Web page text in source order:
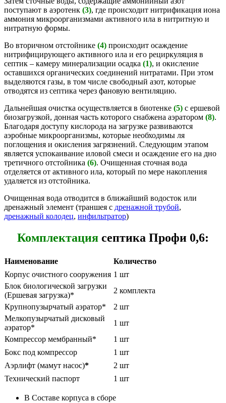
поступают в аэротенк (3), где происходит нитрификация иона
аммония микроорганизмами активного ила в нитритную и
нитратную формы.
Во вторичном отстойнике (4) происходит осаждение
нитрифицирующего активного ила и его рециркуляция в
септик – камеру минерализации осадка (1), и окисление
оставшихся органических соединений нитратами. При этом
выделяются газы, в том числе свободный азот, которые
отводятся из септика через фановую вентиляцию.
Дальнейшая очистка осуществляется в биотенке (5) с ершевой
биозагрузкой, донная часть которого снабжена аэратором (8).
Благодаря доступу кислорода на загрузке развиваются
аэробные микроорганизмы, которые необходимы ля
поглощения и окисления загрязнений. Следующим этапом
является успокаивание иловой смеси и осаждение его на дно
третичного отстойника (6). Очищенная сточная вода
отделяется от активного ила, который по мере накопления
удаляется из отстойника.
Очищенная вода отводится в ближайший водосток или
дренажный элемент (траншея с дренажной трубой,
дренажный колодец, инфильтратор)
Комплектация септика Профи 0,6:
Наименование
Количество
Корпус очистного сооружения 1 шт
Блок биологической загрузки
(Ершевая загрузка)*
2 комплекта
Крупнопузырчатый аэратор*
2 шт
Мелкопузырчатый дисковый
аэратор*
1 шт
Компрессор мембранный*
1 шт
Бокс под компрессор
1 шт
Аэрлифт (мамут насос)*
2 шт
Технический паспорт
1 шт
В Составе корпуса в сборе